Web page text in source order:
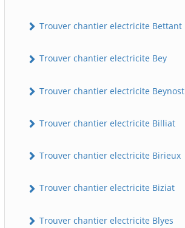
Trouver chantier electricite Bettant
Trouver chantier electricite Bey
Trouver chantier electricite Beynost
Trouver chantier electricite Billiat
Trouver chantier electricite Birieux
Trouver chantier electricite Biziat
Trouver chantier electricite Blyes